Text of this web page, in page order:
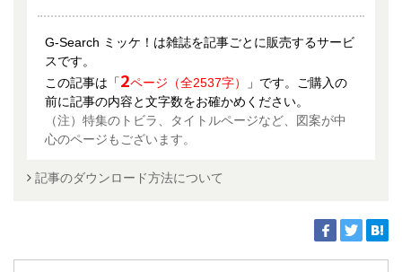
G-Search ミッケ！は雑誌を記事ごとに販売するサービ
スです。
この記事は「2ページ（全2537字）
」です。ご購入の
前に記事の内容と文字数をお確かめください。
（注）特集のトビラ、タイトルページなど、図案が中
心のページもございます。
記事のダウンロード方法について